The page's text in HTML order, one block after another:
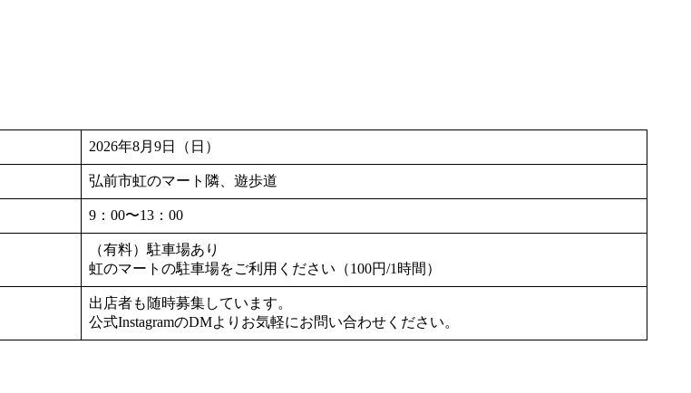
2026年8月9日（日）
弘前市虹のマート隣、遊歩道
9：00〜13：00
（有料）駐車場あり
虹のマートの駐車場をご利用ください（100円/1時間）
出店者も随時募集しています。
公式InstagramのDMよりお気軽にお問い合わせください。